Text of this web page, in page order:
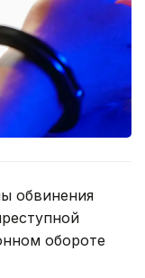
обвинения
обороте